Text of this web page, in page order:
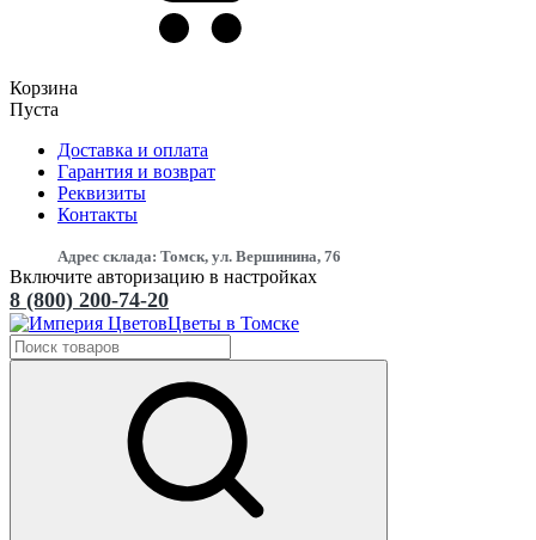
Корзина
Пуста
Доставка и оплата
Гарантия и возврат
Реквизиты
Контакты
Адрес склада: Томск, ул. Вершинина, 76
Включите авторизацию в настройках
8 (800) 200-74-20
Цветы в Томске